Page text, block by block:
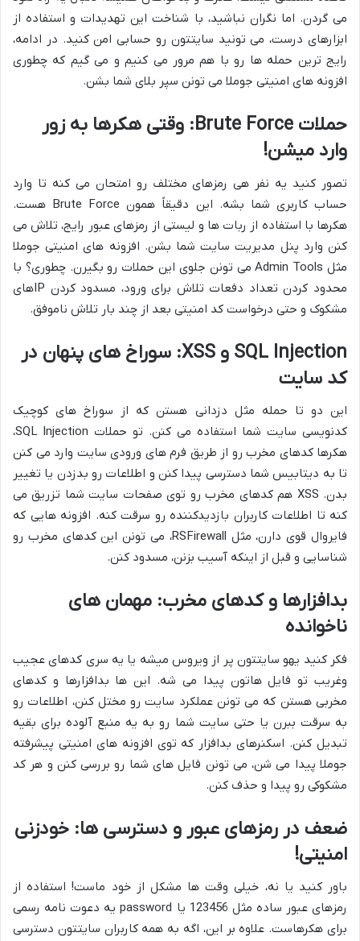
می گردن. اما نگران نباشید، با شناخت این تهدیدات و استفاده از
ابزارهای درست، می تونید سایتتون رو حسابی امن کنید. در ادامه،
رایج ترین حمله ها رو با هم مرور می کنیم و می گیم که چطوری
افزونه های امنیتی جوملا می تونن سپر بلای شما بشن.
حملات Brute Force: وقتی هکرها به زور
وارد میشن!
تصور کنید یه نفر هی رمزهای مختلف رو امتحان می کنه تا وارد
حساب کاربری شما بشه. این دقیقاً همون Brute Force هست.
هکرها با استفاده از ربات ها و لیستی از رمزهای عبور رایج، تلاش می
کنن وارد پنل مدیریت سایت شما بشن. افزونه های امنیتی جوملا
مثل Admin Tools می تونن جلوی این حملات رو بگیرن. چطوری؟ با
محدود کردن تعداد دفعات تلاش برای ورود، مسدود کردن IPهای
مشکوک و حتی درخواست کد امنیتی بعد از چند بار تلاش ناموفق.
SQL Injection و XSS: سوراخ های پنهان در
کد سایت
این دو تا حمله مثل دزدانی هستن که از سوراخ های کوچیک
کدنویسی سایت شما استفاده می کنن. تو حملات SQL Injection،
هکرها کدهای مخرب رو از طریق فرم های ورودی سایت وارد می کنن
تا به دیتابیس شما دسترسی پیدا کنن و اطلاعات رو بدزدن یا تغییر
بدن. XSS هم کدهای مخرب رو توی صفحات سایت شما تزریق می
کنه تا اطلاعات کاربران بازدیدکننده رو سرقت کنه. افزونه هایی که
فایروال قوی دارن، مثل RSFirewall، می تونن این کدهای مخرب رو
شناسایی و قبل از اینکه آسیب بزنن، مسدود کنن.
بدافزارها و کدهای مخرب: مهمان های
ناخوانده
فکر کنید یهو سایتتون پر از ویروس میشه یا یه سری کدهای عجیب
وغریب تو فایل هاتون پیدا می شه. این ها بدافزارها و کدهای
مخربی هستن که می تونن عملکرد سایت رو مختل کنن، اطلاعات رو
به سرقت ببرن یا حتی سایت شما رو به یه منبع آلوده برای بقیه
تبدیل کنن. اسکنرهای بدافزار که توی افزونه های امنیتی پیشرفته
جوملا پیدا می شن، می تونن فایل های شما رو بررسی کنن و هر کد
مشکوکی رو پیدا و حذف کنن.
ضعف در رمزهای عبور و دسترسی ها: خودزنی
امنیتی!
باور کنید یا نه، خیلی وقت ها مشکل از خود ماست! استفاده از
رمزهای عبور ساده مثل 123456 یا password یه دعوت نامه رسمی
برای هکرهاست. علاوه بر این، اگه به همه کاربران سایتتون دسترسی